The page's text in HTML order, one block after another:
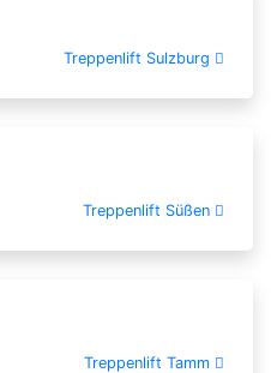
Treppenlift Sulzburg
Treppenlift Süßen
Treppenlift Tamm